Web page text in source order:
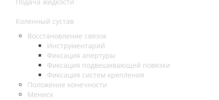
Коленный сустав
Восстановление связок
Инструментарий
Фиксация апертуры
Фиксация подвешивающей повязки
Фиксация систем крепления
Положение конечности
Мениск